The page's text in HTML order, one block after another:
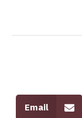
Email